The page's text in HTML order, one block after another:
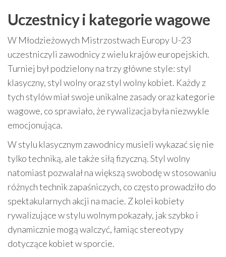
Uczestnicy i kategorie wagowe
W Młodzieżowych Mistrzostwach Europy U-23
uczestniczyli zawodnicy z wielu krajów europejskich.
Turniej był podzielony na trzy główne style: styl
klasyczny, styl wolny oraz styl wolny kobiet. Każdy z
tych stylów miał swoje unikalne zasady oraz kategorie
wagowe, co sprawiało, że rywalizacja była niezwykle
emocjonująca.
W stylu klasycznym zawodnicy musieli wykazać się nie
tylko techniką, ale także siłą fizyczną. Styl wolny
natomiast pozwalał na większą swobodę w stosowaniu
różnych technik zapaśniczych, co często prowadziło do
spektakularnych akcji na macie. Z kolei kobiety
rywalizujące w stylu wolnym pokazały, jak szybko i
dynamicznie mogą walczyć, łamiąc stereotypy
dotyczące kobiet w sporcie.